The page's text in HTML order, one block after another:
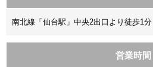
南北線「仙台駅」中央2出口より徒歩1分
営業時間